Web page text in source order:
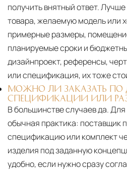
получить внятный ответ. Лучше
товара, желаемую модель или
примерные размеры,
планируемые сроки и
дизайнпроект, референсы,
или спецификация, их тоже
МОЖНО ЛИ ЗАКАЗАТЬ ПО
СПЕЦИФИКАЦИИ ИЛИ
В большинстве случаев да.
обычная практика: поставщик
спецификацию или комплект
изделия под заданную
удобно, если нужно сразу